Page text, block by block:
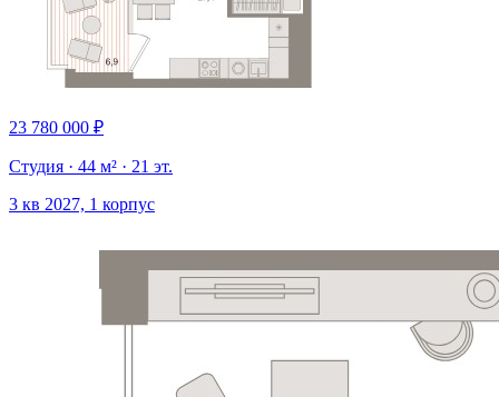
23 780 000 ₽
Студия · 44 м² · 21 эт.
3 кв 2027, 1 корпус